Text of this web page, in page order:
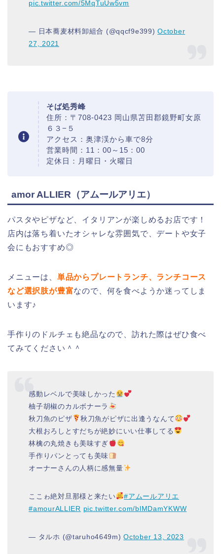
pic.twitter.com/5MqTuUw5vm
— 日本蕎麦材料卸組合 (@qqcf9e399)October
27, 2021
そば処秀峰
住所：〒708-0423 岡山県苫田郡鏡野町女原
６３−５
アクセス：奥津渓から車で8分
営業時間：11：00～15：00
定休日：月曜日・火曜日
amor ALLIER（アムールアリエ）
パスタやピザなど、イタリアンが楽しめるお店です！
店内は落ち着いたオシャレな雰囲気で、デートや女子
会にもおすすめ◎
メニューは、 単品からプレートランチ、ランチコース
など選択肢が豊富なので、何を食べようか迷ってしま
います♪
手作りのドルチェも絶品なので、訪れた際はぜひ食べ
てみてください＾＾
感動レベルで美味しかった
柚子胡椒のカルボナーラ
秋刀魚のピザ
秋刀魚がピザに出逢うなんて
大根おろしとすだちが絶妙にいい仕事してる
林檎の丸焼きも美味すぎ
手作りパンとっても美味
オーナーさんの人柄に感無量
ここゎ絶対旦那様と来たい
#アムールアリエ
#amourALLIER pic.twitter.com/blMDamYKWW
— タルホ (@taruho4649m)October 13, 2023